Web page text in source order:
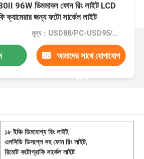
96W ডিমমাবল ফোন রিং লাইট LCD
ক্যামেরার জন্য ফটো সার্কেল লাইট
মূল্য：USD88/PC-USD95/PC
আমাদের সাথে যোগাযোগ
করুন
১৮ ইঞ্চি ডিমযোগ্য রিং লাইট,
এলসিডি ডিসপ্লে সহ ফোন রিং লাইট,
রিমোট ফটোগ্রাফি সার্কেল লাইট